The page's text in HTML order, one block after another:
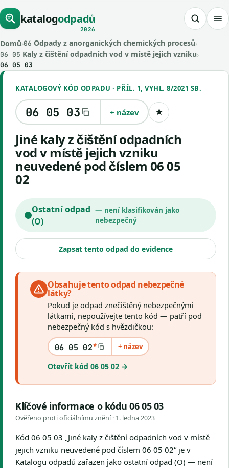
katalogodpadů
2026
Domů›06 Odpady z anorganických chemických procesů›
06 05 Kaly z čištění odpadních vod v místě jejich vzniku›
06 05 03
KATALOGOVÝ KÓD ODPADU · PŘÍL. 1, VYHL. 8/2021 SB.
06 05 03 + název ★Uložit kód
Jiné kaly z čištění odpadních
vod v místě jejich vzniku
neuvedené pod číslem 06 05
02
Ostatní odpad
(O)
— není klasifikován jako
nebezpečný
Zapsat tento odpad do evidence
Obsahuje tento odpad nebezpečné
látky?
Pokud je odpad znečištěný nebezpečnými
látkami, nepoužívejte tento kód — patří pod
nebezpečný kód s hvězdičkou:
06 05 02* + název
Otevřít kód 06 05 02 →
Klíčové informace o kódu 06 05 03
Ověřeno proti oficiálnímu znění · 1. ledna 2023
Kód 06 05 03 „Jiné kaly z čištění odpadních vod v místě
jejich vzniku neuvedené pod číslem 06 05 02“ je v
Katalogu odpadů zařazen jako ostatní odpad (O) — není